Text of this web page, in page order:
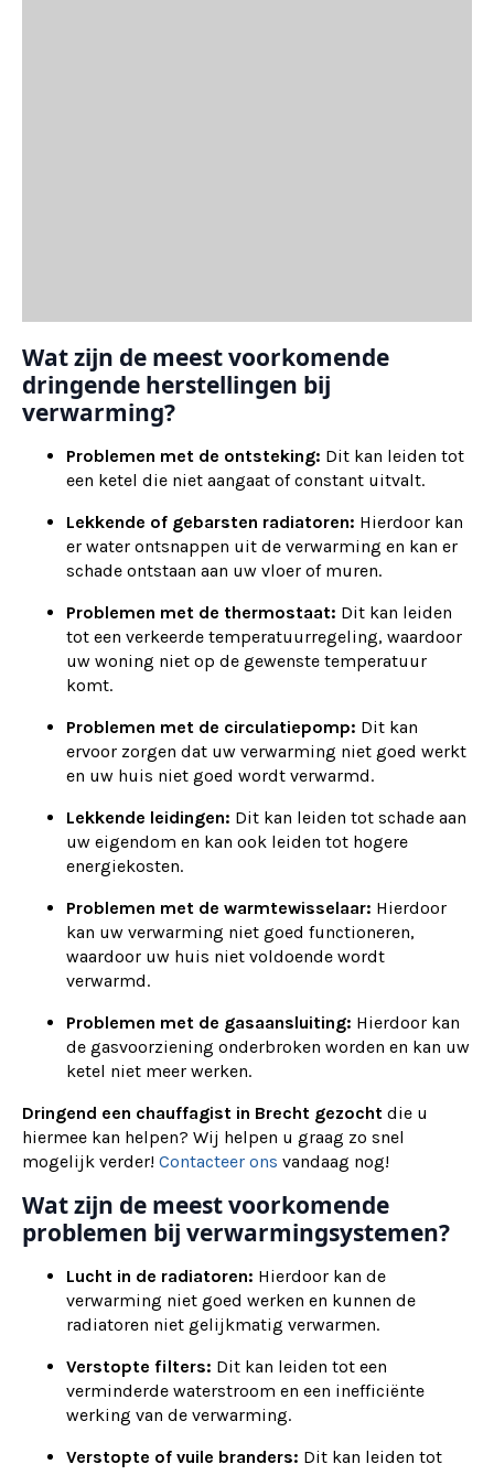
Wat zijn de meest voorkomende
dringende herstellingen bij
verwarming?
Problemen met de ontsteking: Dit kan leiden tot
een ketel die niet aangaat of constant uitvalt.
Lekkende of gebarsten radiatoren: Hierdoor kan
er water ontsnappen uit de verwarming en kan er
schade ontstaan aan uw vloer of muren.
Problemen met de thermostaat: Dit kan leiden
tot een verkeerde temperatuurregeling, waardoor
uw woning niet op de gewenste temperatuur
komt.
Problemen met de circulatiepomp: Dit kan
ervoor zorgen dat uw verwarming niet goed werkt
en uw huis niet goed wordt verwarmd.
Lekkende leidingen: Dit kan leiden tot schade aan
uw eigendom en kan ook leiden tot hogere
energiekosten.
Problemen met de warmtewisselaar: Hierdoor
kan uw verwarming niet goed functioneren,
waardoor uw huis niet voldoende wordt
verwarmd.
Problemen met de gasaansluiting: Hierdoor kan
de gasvoorziening onderbroken worden en kan uw
ketel niet meer werken.
Dringend een chauffagist in Brecht gezocht die u
hiermee kan helpen? Wij helpen u graag zo snel
mogelijk verder! Contacteer ons vandaag nog!
Wat zijn de meest voorkomende
problemen bij verwarmingsystemen?
Lucht in de radiatoren: Hierdoor kan de
verwarming niet goed werken en kunnen de
radiatoren niet gelijkmatig verwarmen.
Verstopte filters: Dit kan leiden tot een
verminderde waterstroom en een inefficiënte
werking van de verwarming.
Verstopte of vuile branders: Dit kan leiden tot